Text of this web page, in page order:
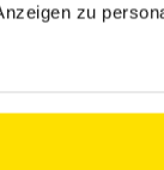
zu